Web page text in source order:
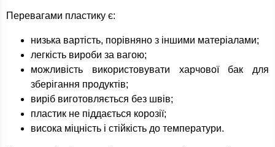
Перевагами пластику є:
низька вартість, порівняно з іншими матеріалами;
легкість вироби за вагою;
можливість використовувати харчової бак для
зберігання продуктів;
виріб виготовляється без швів;
пластик не піддається корозії;
висока міцність і стійкість до температури.